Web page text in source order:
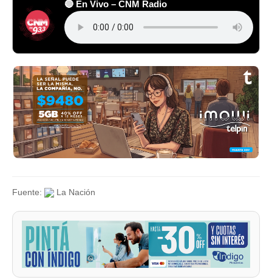
🔴 En Vivo – CNM Radio
Fuente: La Nación